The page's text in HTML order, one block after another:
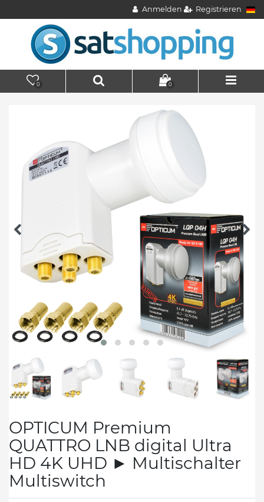
Anmelden Registrieren
0 0
OPTICUM Premium
QUATTRO LNB digital Ultra
HD 4K UHD ► Multischalter
Multiswitch